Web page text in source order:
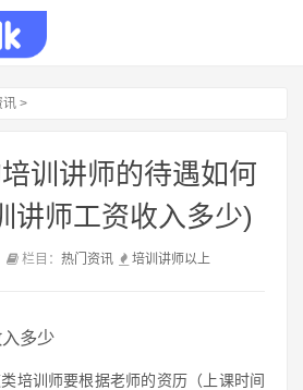
讯 >
训讲师的待遇如何
讲师工资收入多少)
栏目： 热门资讯 培训 讲师以上
多少
培训师要根据老师的资历（上课时间